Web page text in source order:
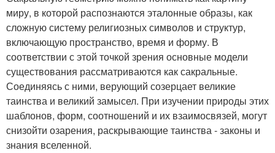
миру, в которой распознаются эталонные образы, как
сложную систему религиозных символов и структур,
включающую пространство, время и форму. В
соответствии с этой точкой зрения основные модели
существования рассматриваются как сакральные.
Соединяясь с ними, верующий созерцает великие
таинства и великий замысел. При изучении природы этих
шаблонов, форм, соотношений и их взаимосвязей, могут
снизойти озарения, раскрывающие таинства - законы и
знания вселенной.